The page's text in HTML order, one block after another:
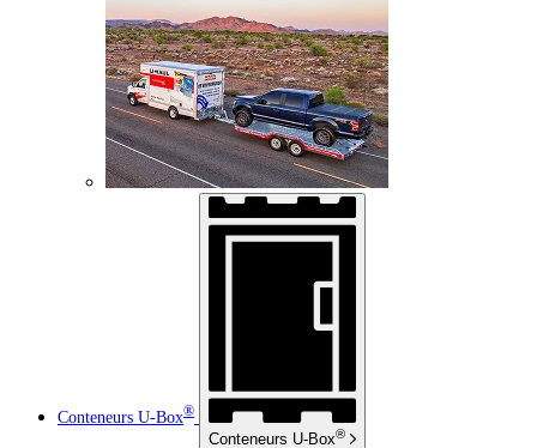
Conteneurs U-Box®
Conteneurs U-Box®